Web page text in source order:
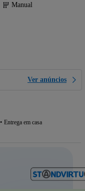
Manual
Ver anúncios
Entrega em casa